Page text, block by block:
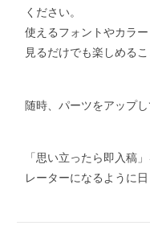
ください。
使えるフォントやカラ
見るだけでも楽しめる
随時、パーツをアップし
「思い立ったら即入稿
レーターになるように